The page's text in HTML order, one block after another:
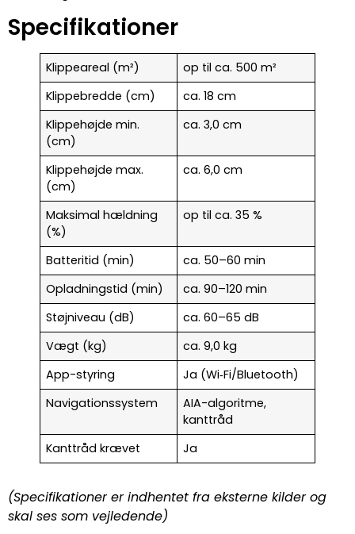
Specifikationer
Klippeareal (m²)
op til ca. 500 m²
Klippebredde (cm)
ca. 18 cm
Klippehøjde min.
(cm)
ca. 3,0 cm
Klippehøjde max.
(cm)
ca. 6,0 cm
Maksimal hældning
(%)
op til ca. 35 %
Batteritid (min)
ca. 50–60 min
Opladningstid (min)
ca. 90–120 min
Støjniveau (dB)
ca. 60–65 dB
Vægt (kg)
ca. 9,0 kg
App-styring
Ja (Wi‑Fi/Bluetooth)
Navigationssystem
AIA-algoritme,
kanttråd
Kanttråd krævet
Ja
(Specifikationer er indhentet fra eksterne kilder og
skal ses som vejledende)